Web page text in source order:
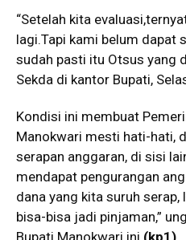
“Setelah kita
lagi.Tapi kami belum dapat
sudah pasti itu Otsus yang
Sekda di kantor Bupati,
Kondisi ini membuat
Manokwari mesti hati-hati,
serapan anggaran, di sisi
mendapat pengurangan
dana yang kita suruh
bisa-bisa jadi pinjaman,”
Bupati Manokwari ini.(kp1)